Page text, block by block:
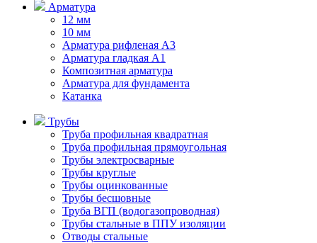
Арматура
12 мм
10 мм
Арматура рифленая А3
Арматура гладкая А1
Композитная арматура
Арматура для фундамента
Катанка
Трубы
Труба профильная квадратная
Труба профильная прямоугольная
Трубы электросварные
Трубы круглые
Трубы оцинкованные
Трубы бесшовные
Труба ВГП (водогазопроводная)
Трубы стальные в ППУ изоляции
Отводы стальные